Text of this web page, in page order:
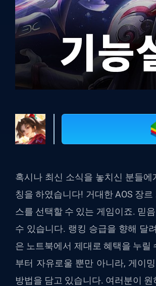
혹시나 최신 소식을 놓치신 분들에
칭을 하였습니다! 거대한 AOS 장
스를 선택할 수 있는 게임이죠. 믿
수 있습니다. 랭킹 승급을 향해 달
은 노트북에서 제대로 혜택을 누릴
부터 자유로울 뿐만 아니라, 게이
방법을 담고 있습니다. 여러분이 원